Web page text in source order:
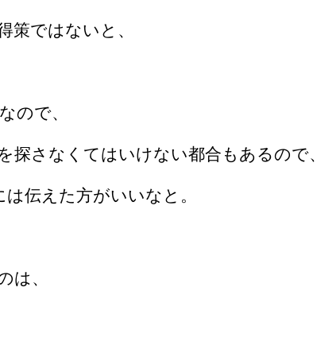
策ではないと、
ので、
探さなくてはいけない都合もあるので、
伝えた方がいいなと。
は、